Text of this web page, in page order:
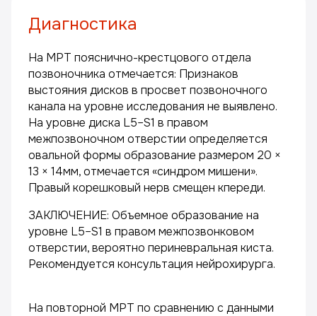
Диагностика
На МРТ пояснично-крестцового отдела
позвоночника отмечается: Признаков
выстояния дисков в просвет позвоночного
канала на уровне исследования не выявлено.
На уровне диска L5–S1 в правом
межпозвоночном отверстии определяется
овальной формы образование размером 20 ×
13 × 14мм, отмечается «синдром мишени».
Правый корешковый нерв смещен кпереди.
ЗАКЛЮЧЕНИЕ: Объемное образование на
уровне L5–S1 в правом межпозвонковом
отверстии, вероятно периневральная киста.
Рекомендуется консультация нейрохирурга.
На повторной МРТ по сравнению с данными